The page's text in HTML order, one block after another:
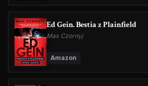
Ed Gein. Bestia z Plainfield
Max Czornyj
Amazon